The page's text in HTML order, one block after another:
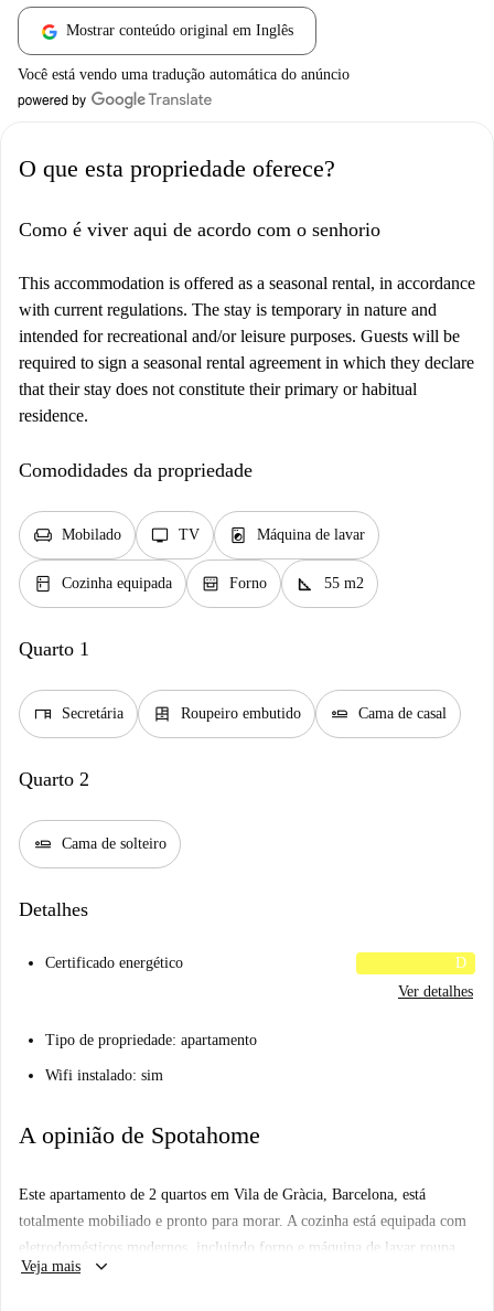
Mostrar conteúdo original em Inglês
Você está vendo uma tradução automática do anúncio
O que esta propriedade oferece?
Como é viver aqui de acordo com o senhorio
This accommodation is offered as a seasonal rental, in accordance
with current regulations. The stay is temporary in nature and
intended for recreational and/or leisure purposes. Guests will be
required to sign a seasonal rental agreement in which they declare
that their stay does not constitute their primary or habitual
residence.
Comodidades da propriedade
chair Mobilado tv TV local_laundry_service Máquina de lavar
kitchen Cozinha equipada oven_gen Forno square_foot 55 m2
Quarto 1
desk Secretária dresser Roupeiro embutido airline_seat_flat Cama de casal
Quarto 2
airline_seat_flat Cama de solteiro
Detalhes
Certificado energético
D
Ver detalhes
Tipo de propriedade: apartamento
Wifi instalado: sim
A opinião de Spotahome
Este apartamento de 2 quartos em Vila de Gràcia, Barcelona, está
totalmente mobiliado e pronto para morar. A cozinha está equipada com
eletrodomésticos modernos, incluindo forno e máquina de lavar roupa
privativa. As comodidades adicionais incluem TV e serviço de limpeza.
Veja mais keyboard_arrow_down